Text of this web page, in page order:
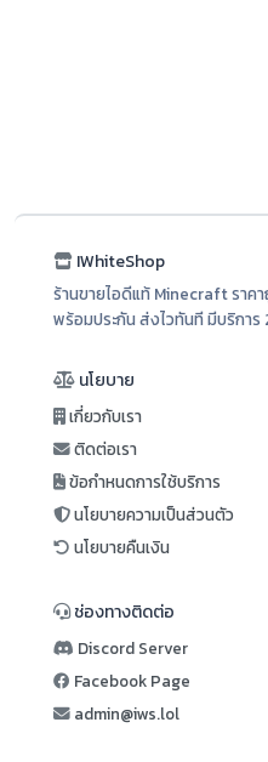
IWhiteShop
ร้านขายไอดีแท้ Minecraft รา
พร้อมประกัน ส่งไวทันที มีบริกา
นโยบาย
เกี่ยวกับเรา
ติดต่อเรา
ข้อกำหนดการใช้บริการ
นโยบายความเป็นส่วนตัว
นโยบายคืนเงิน
ช่องทางติดต่อ
Discord Server
Facebook Page
admin@iws.lol